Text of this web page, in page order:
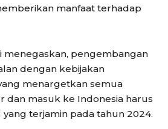
manfaat terhadap
menegaskan, pengembangan
dengan kebijakan
menargetkan semua
dan masuk ke Indonesia harus
terjamin pada tahun 2024.